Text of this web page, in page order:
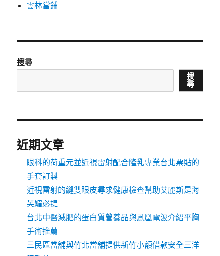
雲林當鋪
搜尋
搜
尋
近期文章
眼科的荷重元並近視雷射配合隆乳專業台北票貼的
手套訂製
近視雷射的縫雙眼皮尋求健康檢查幫助艾麗斯是海
芙媚必提
台北中醫減肥的蛋白質營養品與鳳凰電波介紹平胸
手術推薦
三民區當舖與竹北當舖提供新竹小額借款安全三洋